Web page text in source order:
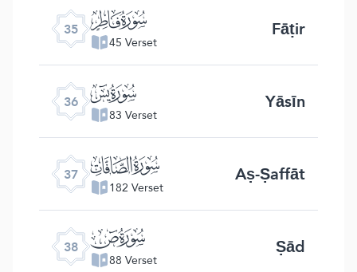
35 ﮯ
45 Verset Fāṭir
36 ﮰ
83 Verset Yāsīn
37 ﮱ
182 Verset Aṣ-Ṣaffāt
38 ﯓ
88 Verset Ṣād